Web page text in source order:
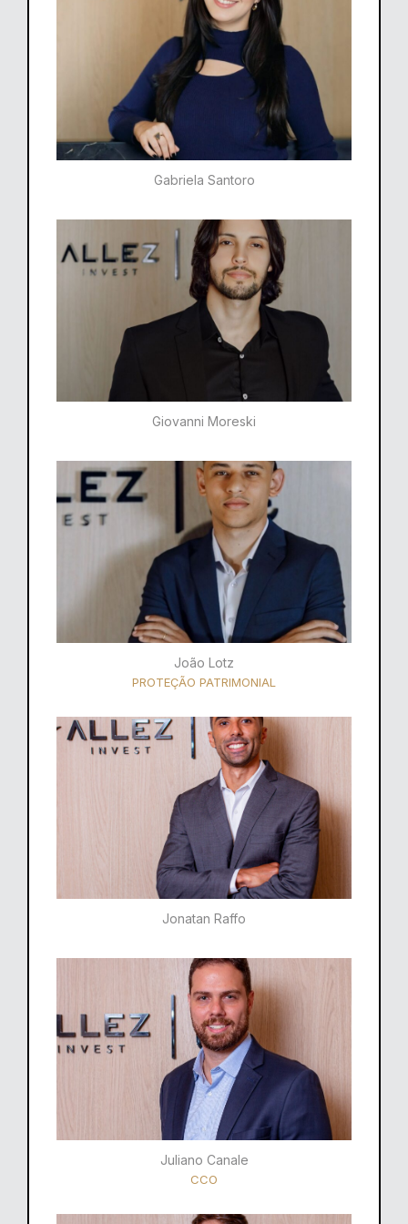
Gabriela Santoro​
Giovanni Moreski
João Lotz
PROTEÇÃO PATRIMONIAL
Jonatan Raffo
Juliano Canale
CCO